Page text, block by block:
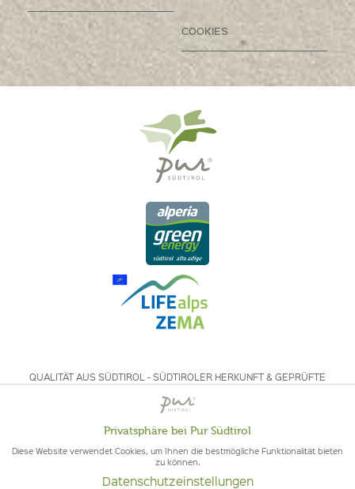
COOKIES
QUALITÄT AUS SÜDTIROL - SÜDTIROLER HERKUNFT & GEPRÜFTE
QUALITÄT
Aktiv
Privatsphäre bei Pur Südtirol
Diese Website verwendet Cookies, um Ihnen die bestmögliche Funktionalität bieten
zu können.
Datenschutzeinstellungen